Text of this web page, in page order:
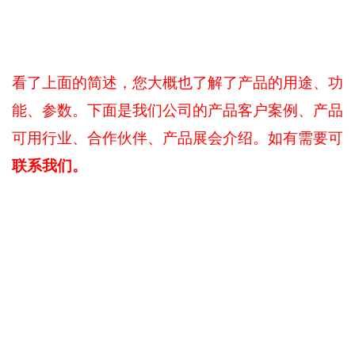
看了上面的简述，您大概也了解了产品的用途、功
能、参数。下面是我们公司的产品客户案例、产品
可用行业、合作伙伴、产品展会介绍。如有需要可
联系我们。